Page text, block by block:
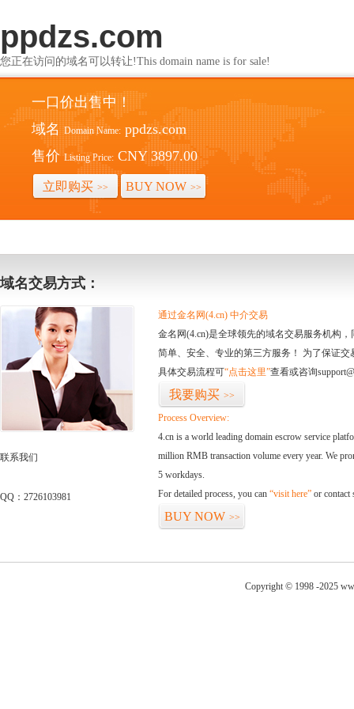
ppdzs.com
您正在访问的域名可以转让!This domain name is for sale!
一口价出售中！
域名 Domain Name: ppdzs.com
售价 Listing Price: CNY 3897.00
立即购买 >> BUY NOW >>
域名交易方式：
联系我们
QQ：2726103981
通过金名网(4.cn) 中介交易
金名网(4.cn)是全球领先的域名交易服务机构
简单、安全、专业的第三方服务！ 为了保证
具体交易流程可“点击这里”查看或咨询
我要购买 >>
Process Overview:
4.cn is a world leading domain escrow service
million RMB transaction volume every year. We
5 workdays.
For detailed process, you can “visit here” or contact
BUY NOW >>
Copyright © 1998 -2025